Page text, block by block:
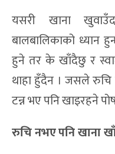
यसरी खाना
बालबालिकाको ध्यान
हुने तर के खाँदैछु र
थाहा हुँदैन । जसले
टन्न भए पनि खाइरहने
रुचि नभएपनि खाना